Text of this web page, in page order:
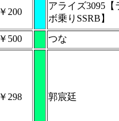
￥200
アライズ3095【
ボ乗りSSRB】
￥500 つな
￥298 郭宸廷